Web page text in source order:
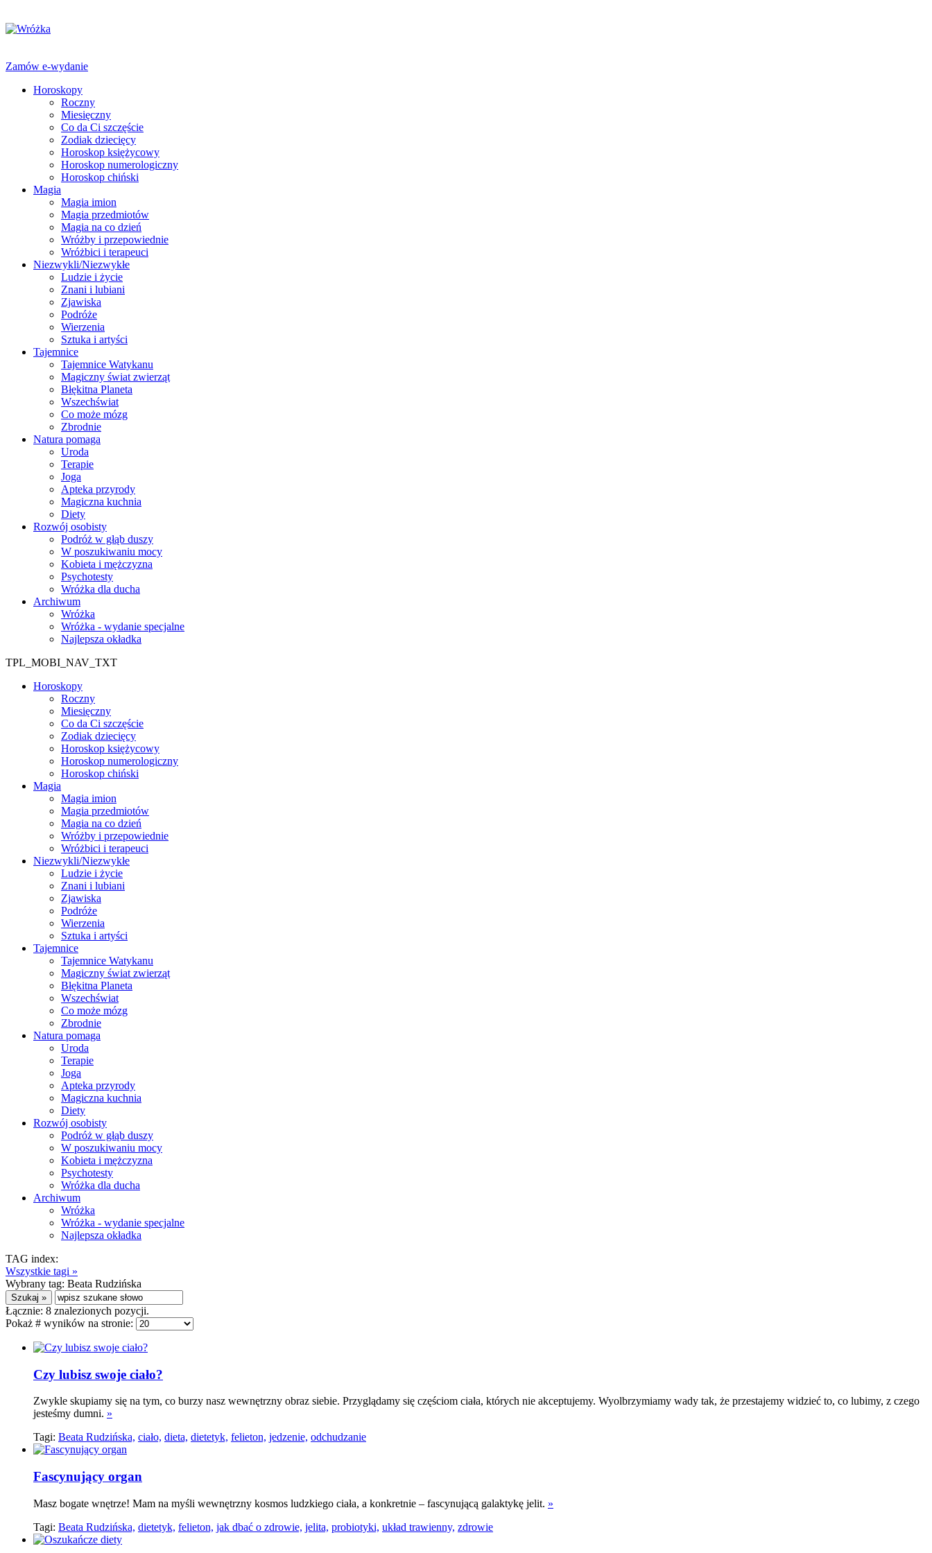
Zamów e-wydanie
Horoskopy
Roczny
Miesięczny
Co da Ci szczęście
Zodiak dziecięcy
Horoskop księżycowy
Horoskop numerologiczny
Horoskop chiński
Magia
Magia imion
Magia przedmiotów
Magia na co dzień
Wróżby i przepowiednie
Wróżbici i terapeuci
Niezwykli/Niezwykłe
Ludzie i życie
Znani i lubiani
Zjawiska
Podróże
Wierzenia
Sztuka i artyści
Tajemnice
Tajemnice Watykanu
Magiczny świat zwierząt
Błękitna Planeta
Wszechświat
Co może mózg
Zbrodnie
Natura pomaga
Uroda
Terapie
Joga
Apteka przyrody
Magiczna kuchnia
Diety
Rozwój osobisty
Podróż w głąb duszy
W poszukiwaniu mocy
Kobieta i mężczyzna
Psychotesty
Wróżka dla ducha
Archiwum
Wróżka
Wróżka - wydanie specjalne
Najlepsza okładka
TPL_MOBI_NAV_TXT
Horoskopy
Roczny
Miesięczny
Co da Ci szczęście
Zodiak dziecięcy
Horoskop księżycowy
Horoskop numerologiczny
Horoskop chiński
Magia
Magia imion
Magia przedmiotów
Magia na co dzień
Wróżby i przepowiednie
Wróżbici i terapeuci
Niezwykli/Niezwykłe
Ludzie i życie
Znani i lubiani
Zjawiska
Podróże
Wierzenia
Sztuka i artyści
Tajemnice
Tajemnice Watykanu
Magiczny świat zwierząt
Błękitna Planeta
Wszechświat
Co może mózg
Zbrodnie
Natura pomaga
Uroda
Terapie
Joga
Apteka przyrody
Magiczna kuchnia
Diety
Rozwój osobisty
Podróż w głąb duszy
W poszukiwaniu mocy
Kobieta i mężczyzna
Psychotesty
Wróżka dla ducha
Archiwum
Wróżka
Wróżka - wydanie specjalne
Najlepsza okładka
TAG index:
Wszystkie tagi »
Wybrany tag: Beata Rudzińska
Łącznie: 8 znalezionych pozycji.
Pokaż # wyników na stronie:
Czy lubisz swoje ciało?
Zwykle skupiamy się na tym, co burzy nasz wewnętrzny obraz siebie. Przyglądamy się częściom ciała, których nie akceptujemy. Wyolbrzymiamy wady tak, że przestajemy widzieć to, co lubimy, z czego
jesteśmy dumni. »
Tagi: Beata Rudzińska, ciało, dieta, dietetyk, felieton, jedzenie, odchudzanie
Fascynujący organ
Masz bogate wnętrze! Mam na myśli wewnętrzny kosmos ludzkiego ciała, a konkretnie – fascynującą galaktykę jelit. »
Tagi: Beata Rudzińska, dietetyk, felieton, jak dbać o zdrowie, jelita, probiotyki, układ trawienny, zdrowie